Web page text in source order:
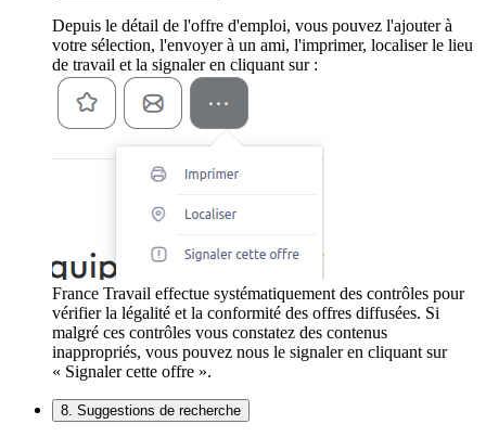
Depuis le détail de l'offre d'emploi, vous pouvez l'ajouter à
votre sélection, l'envoyer à un ami, l'imprimer, localiser le lieu
de travail et la signaler en cliquant sur :
France Travail effectue systématiquement des contrôles pour
vérifier la légalité et la conformité des offres diffusées. Si
malgré ces contrôles vous constatez des contenus
inappropriés, vous pouvez nous le signaler en cliquant sur
« Signaler cette offre ».
8. Suggestions de recherche